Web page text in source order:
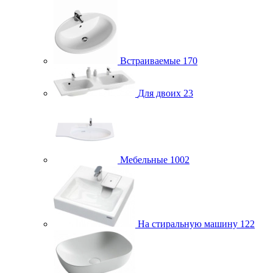
Встраиваемые 170
Для двоих 23
Мебельные 1002
На стиральную машину 122